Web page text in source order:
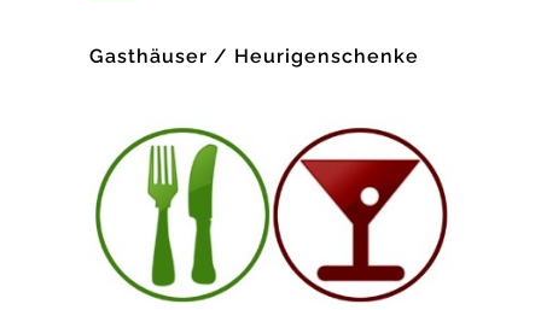
Gasthäuser / Heurigenschenke